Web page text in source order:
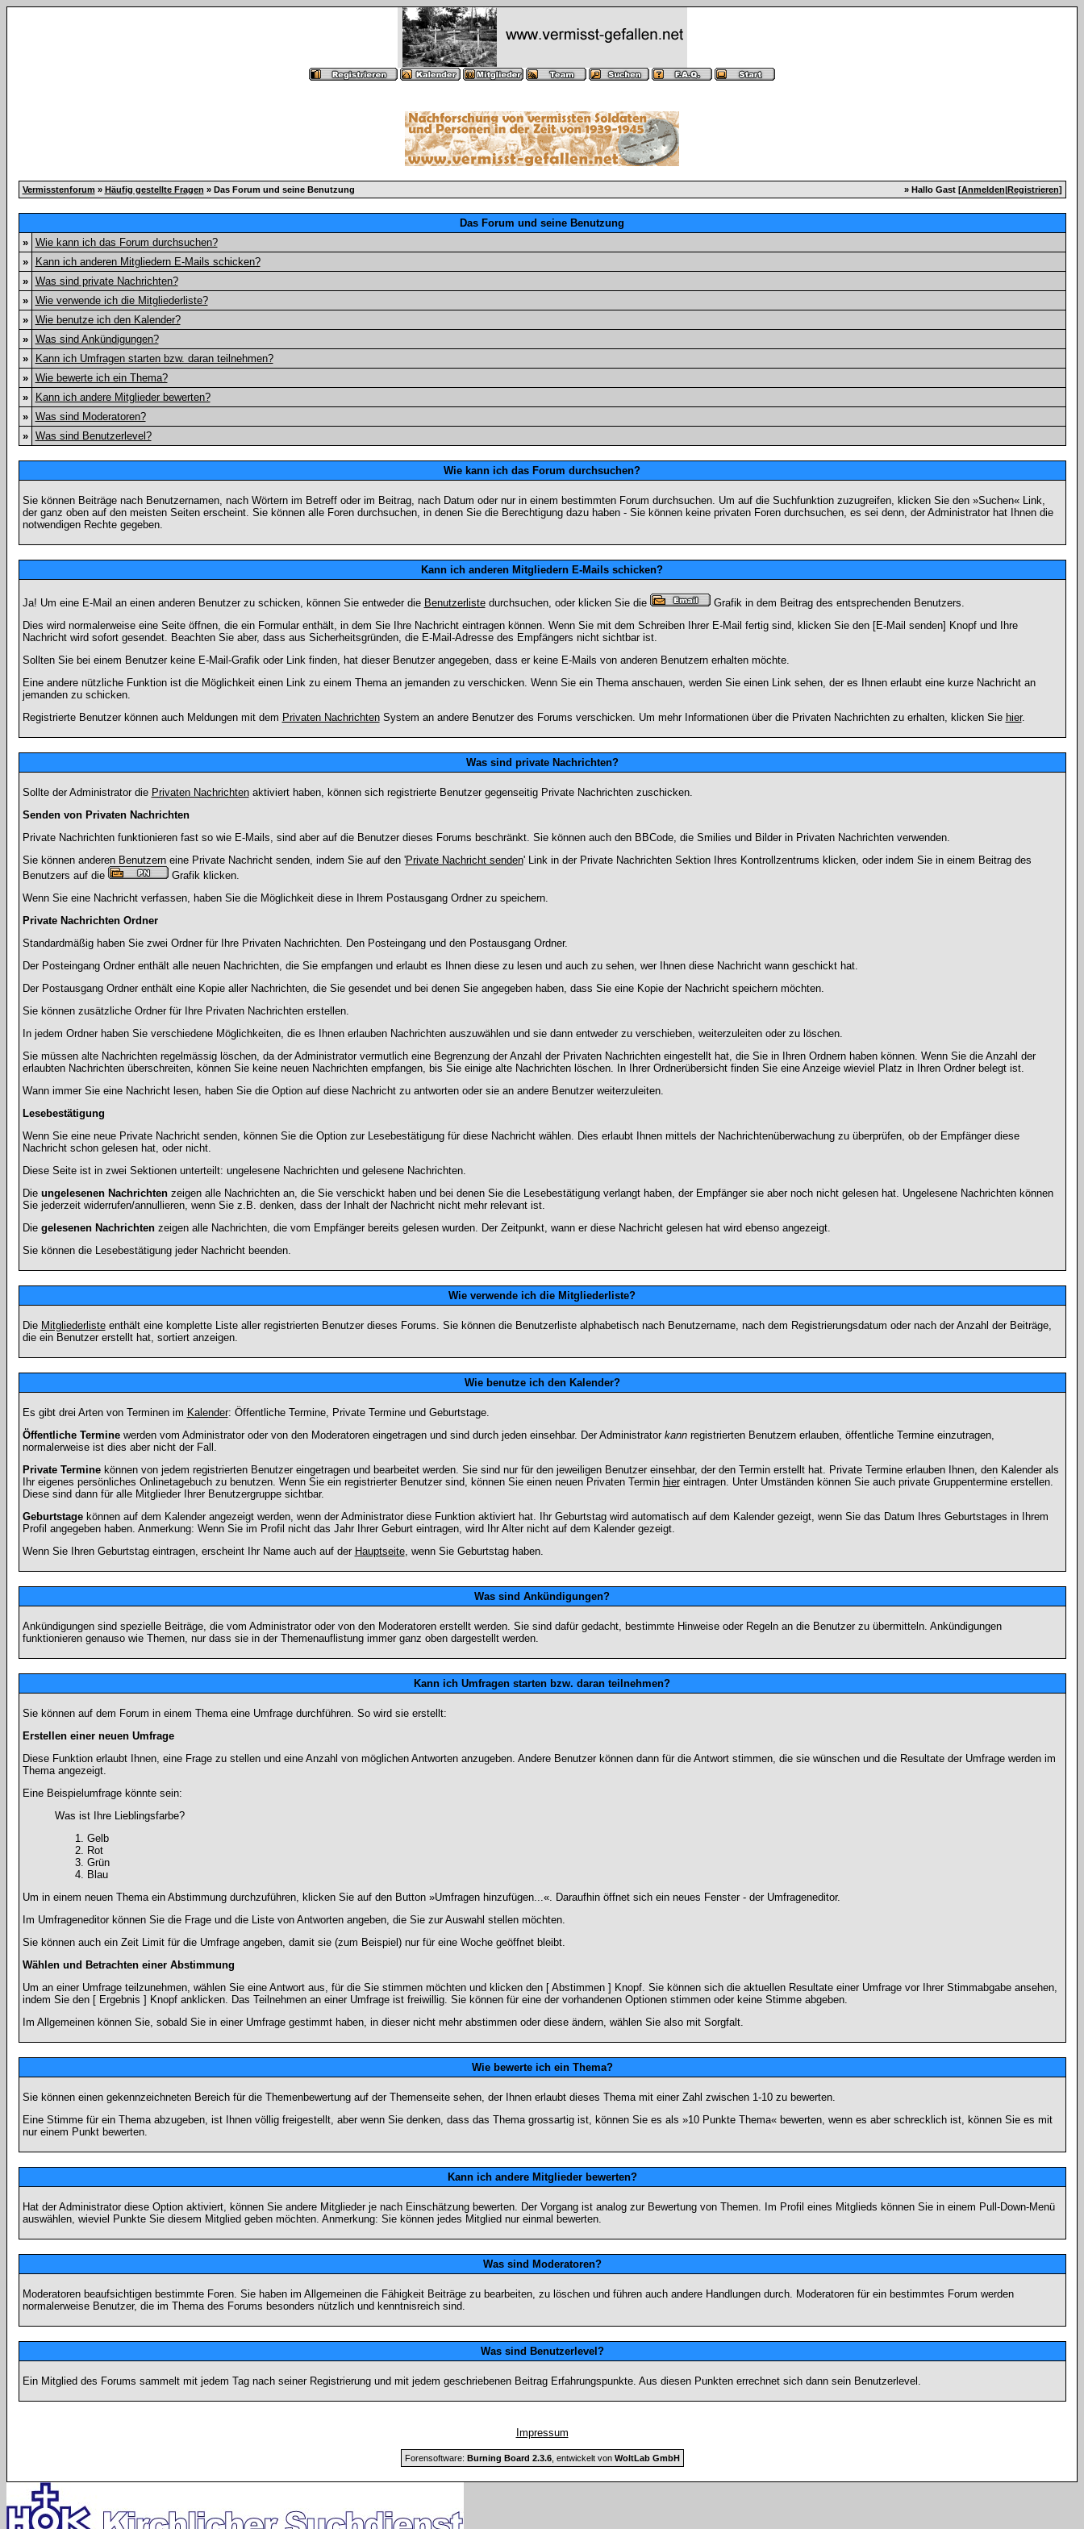
Vermisstenforum » Häufig gestellte Fragen » Das Forum und seine Benutzung » Hallo Gast [Anmelden|Registrieren]
Das Forum und seine Benutzung
»
Wie kann ich das Forum durchsuchen?
»
Kann ich anderen Mitgliedern E-Mails schicken?
»
Was sind private Nachrichten?
»
Wie verwende ich die Mitgliederliste?
»
Wie benutze ich den Kalender?
»
Was sind Ankündigungen?
»
Kann ich Umfragen starten bzw. daran teilnehmen?
»
Wie bewerte ich ein Thema?
»
Kann ich andere Mitglieder bewerten?
»
Was sind Moderatoren?
»
Was sind Benutzerlevel?
Wie kann ich das Forum durchsuchen?
Sie können Beiträge nach Benutzernamen, nach Wörtern im Betreff oder im Beitrag, nach Datum oder nur in einem bestimmten Forum durchsuchen. Um auf die Suchfunktion zuzugreifen, klicken Sie den »Suchen« Link,
der ganz oben auf den meisten Seiten erscheint. Sie können alle Foren durchsuchen, in denen Sie die Berechtigung dazu haben - Sie können keine privaten Foren durchsuchen, es sei denn, der Administrator hat Ihnen die
notwendigen Rechte gegeben.
Kann ich anderen Mitgliedern E-Mails schicken?
Ja! Um eine E-Mail an einen anderen Benutzer zu schicken, können Sie entweder die Benutzerlistedurchsuchen, oder klicken Sie die
Grafik in dem Beitrag des entsprechenden Benutzers.
Dies wird normalerweise eine Seite öffnen, die ein Formular enthält, in dem Sie Ihre Nachricht eintragen können. Wenn Sie mit dem Schreiben Ihrer E-Mail fertig sind, klicken Sie den [E-Mail senden] Knopf und Ihre
Nachricht wird sofort gesendet. Beachten Sie aber, dass aus Sicherheitsgründen, die E-Mail-Adresse des Empfängers nicht sichtbar ist.
Sollten Sie bei einem Benutzer keine E-Mail-Grafik oder Link finden, hat dieser Benutzer angegeben, dass er keine E-Mails von anderen Benutzern erhalten möchte.
Eine andere nützliche Funktion ist die Möglichkeit einen Link zu einem Thema an jemanden zu verschicken. Wenn Sie ein Thema anschauen, werden Sie einen Link sehen, der es Ihnen erlaubt eine kurze Nachricht an
jemanden zu schicken.
Registrierte Benutzer können auch Meldungen mit dem Privaten NachrichtenSystem an andere Benutzer des Forums verschicken. Um mehr Informationen über die Privaten Nachrichten zu erhalten, klicken Sie hier.
Was sind private Nachrichten?
Sollte der Administrator die Privaten Nachrichtenaktiviert haben, können sich registrierte Benutzer gegenseitig Private Nachrichten zuschicken.
Senden von Privaten Nachrichten
Private Nachrichten funktionieren fast so wie E-Mails, sind aber auf die Benutzer dieses Forums beschränkt. Sie können auch den BBCode, die Smilies und Bilder in Privaten Nachrichten verwenden.
Sie können anderen Benutzern eine Private Nachricht senden, indem Sie auf den 'Private Nachricht senden' Link in der Private Nachrichten Sektion Ihres Kontrollzentrums klicken, oder indem Sie in einem Beitrag des
Benutzers auf die
Grafik klicken.
Wenn Sie eine Nachricht verfassen, haben Sie die Möglichkeit diese in Ihrem Postausgang Ordner zu speichern.
Private Nachrichten Ordner
Standardmäßig haben Sie zwei Ordner für Ihre Privaten Nachrichten. Den Posteingang und den Postausgang Ordner.
Der Posteingang Ordner enthält alle neuen Nachrichten, die Sie empfangen und erlaubt es Ihnen diese zu lesen und auch zu sehen, wer Ihnen diese Nachricht wann geschickt hat.
Der Postausgang Ordner enthält eine Kopie aller Nachrichten, die Sie gesendet und bei denen Sie angegeben haben, dass Sie eine Kopie der Nachricht speichern möchten.
Sie können zusätzliche Ordner für Ihre Privaten Nachrichten erstellen.
In jedem Ordner haben Sie verschiedene Möglichkeiten, die es Ihnen erlauben Nachrichten auszuwählen und sie dann entweder zu verschieben, weiterzuleiten oder zu löschen.
Sie müssen alte Nachrichten regelmässig löschen, da der Administrator vermutlich eine Begrenzung der Anzahl der Privaten Nachrichten eingestellt hat, die Sie in Ihren Ordnern haben können. Wenn Sie die Anzahl der
erlaubten Nachrichten überschreiten, können Sie keine neuen Nachrichten empfangen, bis Sie einige alte Nachrichten löschen. In Ihrer Ordnerübersicht finden Sie eine Anzeige wieviel Platz in Ihren Ordner belegt ist.
Wann immer Sie eine Nachricht lesen, haben Sie die Option auf diese Nachricht zu antworten oder sie an andere Benutzer weiterzuleiten.
Lesebestätigung
Wenn Sie eine neue Private Nachricht senden, können Sie die Option zur Lesebestätigung für diese Nachricht wählen. Dies erlaubt Ihnen mittels der Nachrichtenüberwachung zu überprüfen, ob der Empfänger diese
Nachricht schon gelesen hat, oder nicht.
Diese Seite ist in zwei Sektionen unterteilt: ungelesene Nachrichten und gelesene Nachrichten.
Die ungelesenen Nachrichtenzeigen alle Nachrichten an, die Sie verschickt haben und bei denen Sie die Lesebestätigung verlangt haben, der Empfänger sie aber noch nicht gelesen hat. Ungelesene Nachrichten können
Sie jederzeit widerrufen/annullieren, wenn Sie z.B. denken, dass der Inhalt der Nachricht nicht mehr relevant ist.
Die gelesenen Nachrichtenzeigen alle Nachrichten, die vom Empfänger bereits gelesen wurden. Der Zeitpunkt, wann er diese Nachricht gelesen hat wird ebenso angezeigt.
Sie können die Lesebestätigung jeder Nachricht beenden.
Wie verwende ich die Mitgliederliste?
Die Mitgliederlisteenthält eine komplette Liste aller registrierten Benutzer dieses Forums. Sie können die Benutzerliste alphabetisch nach Benutzername, nach dem Registrierungsdatum oder nach der Anzahl der Beiträge,
die ein Benutzer erstellt hat, sortiert anzeigen.
Wie benutze ich den Kalender?
Es gibt drei Arten von Terminen im Kalender: Öffentliche Termine, Private Termine und Geburtstage.
Öffentliche Terminewerden vom Administrator oder von den Moderatoren eingetragen und sind durch jeden einsehbar. Der Administrator kannregistrierten Benutzern erlauben, öffentliche Termine einzutragen,
normalerweise ist dies aber nicht der Fall.
Private Terminekönnen von jedem registrierten Benutzer eingetragen und bearbeitet werden. Sie sind nur für den jeweiligen Benutzer einsehbar, der den Termin erstellt hat. Private Termine erlauben Ihnen, den Kalender als
Ihr eigenes persönliches Onlinetagebuch zu benutzen. Wenn Sie ein registrierter Benutzer sind, können Sie einen neuen Privaten Termin hiereintragen. Unter Umständen können Sie auch private Gruppentermine erstellen.
Diese sind dann für alle Mitglieder Ihrer Benutzergruppe sichtbar.
Geburtstagekönnen auf dem Kalender angezeigt werden, wenn der Administrator diese Funktion aktiviert hat. Ihr Geburtstag wird automatisch auf dem Kalender gezeigt, wenn Sie das Datum Ihres Geburtstages in Ihrem
Profil angegeben haben. Anmerkung: Wenn Sie im Profil nicht das Jahr Ihrer Geburt eintragen, wird Ihr Alter nicht auf dem Kalender gezeigt.
Wenn Sie Ihren Geburtstag eintragen, erscheint Ihr Name auch auf der Hauptseite, wenn Sie Geburtstag haben.
Was sind Ankündigungen?
Ankündigungen sind spezielle Beiträge, die vom Administrator oder von den Moderatoren erstellt werden. Sie sind dafür gedacht, bestimmte Hinweise oder Regeln an die Benutzer zu übermitteln. Ankündigungen
funktionieren genauso wie Themen, nur dass sie in der Themenauflistung immer ganz oben dargestellt werden.
Kann ich Umfragen starten bzw. daran teilnehmen?
Sie können auf dem Forum in einem Thema eine Umfrage durchführen. So wird sie erstellt:
Erstellen einer neuen Umfrage
Diese Funktion erlaubt Ihnen, eine Frage zu stellen und eine Anzahl von möglichen Antworten anzugeben. Andere Benutzer können dann für die Antwort stimmen, die sie wünschen und die Resultate der Umfrage werden im
Thema angezeigt.
Eine Beispielumfrage könnte sein:
Was ist Ihre Lieblingsfarbe?
Gelb
Rot
Grün
Blau
Um in einem neuen Thema ein Abstimmung durchzuführen, klicken Sie auf den Button »Umfragen hinzufügen...«. Daraufhin öffnet sich ein neues Fenster - der Umfrageneditor.
Im Umfrageneditor können Sie die Frage und die Liste von Antworten angeben, die Sie zur Auswahl stellen möchten.
Sie können auch ein Zeit Limit für die Umfrage angeben, damit sie (zum Beispiel) nur für eine Woche geöffnet bleibt.
Wählen und Betrachten einer Abstimmung
Um an einer Umfrage teilzunehmen, wählen Sie eine Antwort aus, für die Sie stimmen möchten und klicken den [ Abstimmen ] Knopf. Sie können sich die aktuellen Resultate einer Umfrage vor Ihrer Stimmabgabe ansehen,
indem Sie den [ Ergebnis ] Knopf anklicken. Das Teilnehmen an einer Umfrage ist freiwillig. Sie können für eine der vorhandenen Optionen stimmen oder keine Stimme abgeben.
Im Allgemeinen können Sie, sobald Sie in einer Umfrage gestimmt haben, in dieser nicht mehr abstimmen oder diese ändern, wählen Sie also mit Sorgfalt.
Wie bewerte ich ein Thema?
Sie können einen gekennzeichneten Bereich für die Themenbewertung auf der Themenseite sehen, der Ihnen erlaubt dieses Thema mit einer Zahl zwischen 1-10 zu bewerten.
Eine Stimme für ein Thema abzugeben, ist Ihnen völlig freigestellt, aber wenn Sie denken, dass das Thema grossartig ist, können Sie es als »10 Punkte Thema« bewerten, wenn es aber schrecklich ist, können Sie es mit
nur einem Punkt bewerten.
Kann ich andere Mitglieder bewerten?
Hat der Administrator diese Option aktiviert, können Sie andere Mitglieder je nach Einschätzung bewerten. Der Vorgang ist analog zur Bewertung von Themen. Im Profil eines Mitglieds können Sie in einem Pull-Down-Menü
auswählen, wieviel Punkte Sie diesem Mitglied geben möchten. Anmerkung: Sie können jedes Mitglied nur einmal bewerten.
Was sind Moderatoren?
Moderatoren beaufsichtigen bestimmte Foren. Sie haben im Allgemeinen die Fähigkeit Beiträge zu bearbeiten, zu löschen und führen auch andere Handlungen durch. Moderatoren für ein bestimmtes Forum werden
normalerweise Benutzer, die im Thema des Forums besonders nützlich und kenntnisreich sind.
Was sind Benutzerlevel?
Ein Mitglied des Forums sammelt mit jedem Tag nach seiner Registrierung und mit jedem geschriebenen Beitrag Erfahrungspunkte. Aus diesen Punkten errechnet sich dann sein Benutzerlevel.
Impressum
Forensoftware: Burning Board 2.3.6, entwickelt von WoltLab GmbH